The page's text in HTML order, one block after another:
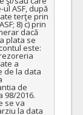
Cant min si max este specificata in caietul de sarcini, al prezentei documentatii.
(Rev.2)
ATRIBUIT
0015)
ASF, după
terţe prin
8) c) prin
dacă
plata se
este:
a
de la data
de
98/2016.
se va
la data